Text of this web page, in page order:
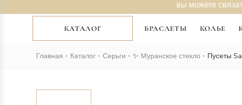
вы можете
КАТАЛОГ БРАСЛЕТЫ КОЛЬЕ
Главная Каталог Серьги ✨ Муранское стекло Пусеты